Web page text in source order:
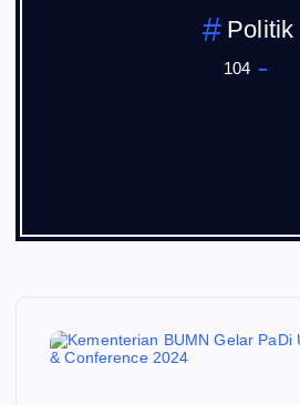
Politik
104